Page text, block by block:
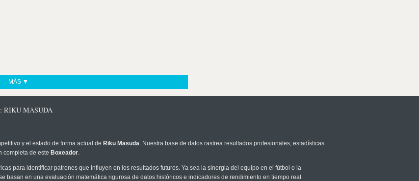
MÁS ▼
RIKU MASUDA
y el estado de forma actual de Riku Masuda. Nuestra base de datos rastrea resultados profesionales, estadísticas
completa de este Boxeador.
para identificar patrones que influyen en los resultados futuros. Ya sea la sinergia del equipo en el fútbol o la
basan en una evaluación matemática rigurosa de datos históricos e indicadores de rendimiento en tiempo real.